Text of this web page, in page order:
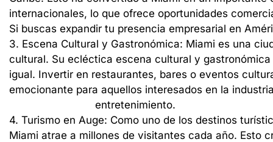
internacionales, lo que ofrece oportunidades
Si buscas expandir tu presencia empresarial en
3. Escena Cultural y Gastronómica: Miami es una
cultural. Su ecléctica escena cultural y gastronómica
igual. Invertir en restaurantes, bares o eventos
emocionante para aquellos interesados en la
entretenimiento.
4. Turismo en Auge: Como uno de los destinos
Miami atrae a millones de visitantes cada año. Esto